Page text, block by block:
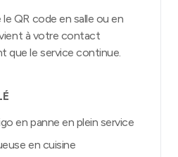
QR code en salle ou en
à votre contact
que le service continue.
en panne en plein service
en cuisine